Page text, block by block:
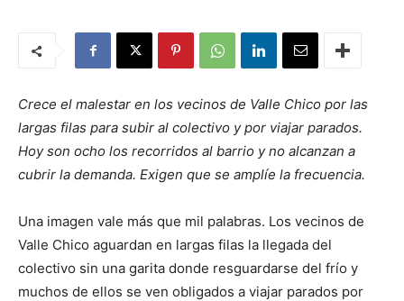
Crece el malestar en los vecinos de Valle Chico por las
largas filas para subir al colectivo y por viajar parados.
Hoy son ocho los recorridos al barrio y no alcanzan a
cubrir la demanda. Exigen que se amplíe la frecuencia.
Una imagen vale más que mil palabras. Los vecinos de
Valle Chico aguardan en largas filas la llegada del
colectivo sin una garita donde resguardarse del frío y
muchos de ellos se ven obligados a viajar parados por